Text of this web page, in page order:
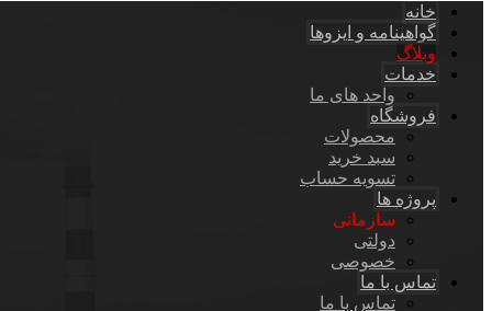
خانه
گواهینامه و ایزوها
وبلاگ
خدمات
واحد های ما
فروشگاه
محصولات
سبد خرید
تسویه حساب
پروژه ها
سازمانی
دولتی
خصوصی
تماس با ما
تماس با ما